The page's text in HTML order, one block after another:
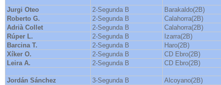
Jurgi Oteo 2-Segunda B
Barakaldo(2B)
Roberto G.
2-Segunda B
Calahorra(2B)
Adrià Collet
2-Segunda B
Calahorra(2B)
Rúper L.
2-Segunda B
Izarra(2B)
Barcina T.
2-Segunda B
Haro(2B)
Xíker O.
2-Segunda B
CD Ebro(2B)
Leira A.
2-Segunda B CD Ebro(2B)
Jordán Sánchez 3-Segunda B
Alcoyano(2B)